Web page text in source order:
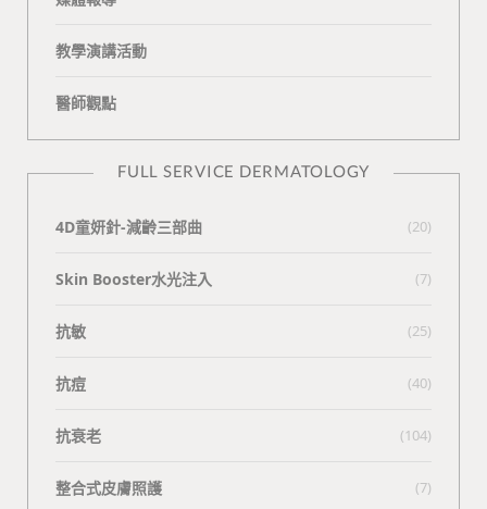
教學演講活動
醫師觀點
FULL SERVICE DERMATOLOGY
4D童妍針-減齡三部曲 (20)
Skin Booster水光注入 (7)
抗敏 (25)
抗痘 (40)
抗衰老 (104)
整合式皮膚照護 (7)